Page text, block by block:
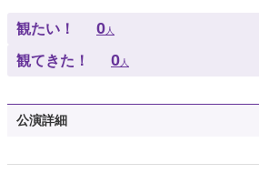
観たい！ 0人
観てきた！ 0人
公演詳細